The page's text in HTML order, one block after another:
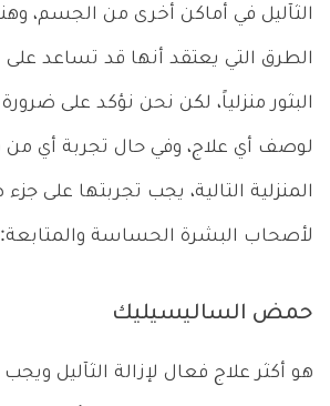
الثآليل في أماكن أخرى من الجسم،
الطرق التي يعتقد أنها قد تساعد
البثور منزلياً، لكن نحن نؤكد على
لوصف أي علاج، وفي حال تجربة أي من
المنزلية التالية، يجب تجربتها على
لأصحاب البشرة الحساسة والمتابعة:
حمض الساليسيليك
هو أكثر علاج فعال لإزالة الثآليل